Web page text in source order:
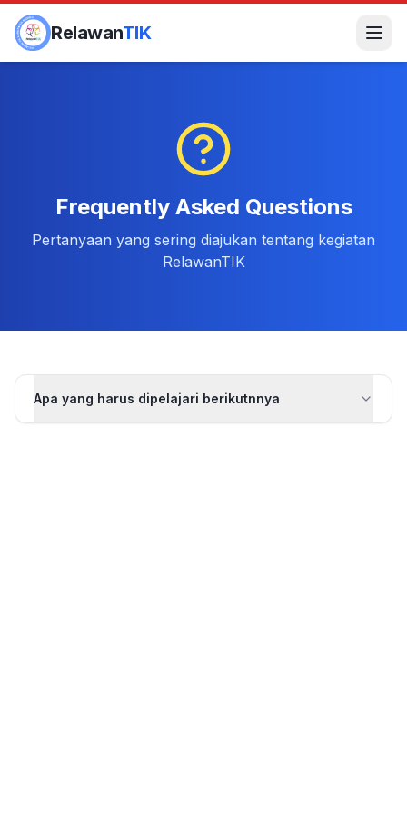
RelawanTIK
Frequently Asked Questions
Pertanyaan yang sering diajukan tentang kegiatan
RelawanTIK
Apa yang harus dipelajari berikutnnya